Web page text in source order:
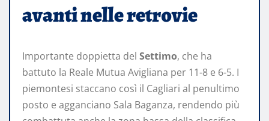
avanti nelle retrovie
Importante doppietta del Settimo, che ha
battuto la Reale Mutua Avigliana per 11-8 e 6-5. I
piemontesi staccano così il Cagliari al penultimo
posto e agganciano Sala Baganza, rendendo più